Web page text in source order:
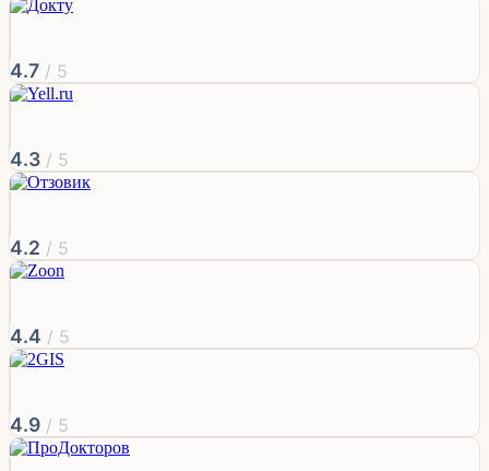
4.7 / 5
4.3 / 5
4.2 / 5
4.4 / 5
4.9 / 5